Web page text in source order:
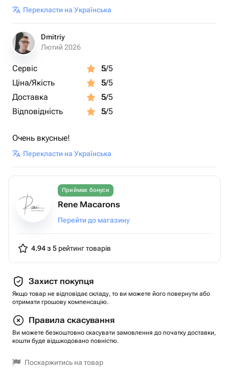
Перекласти на Українська
Dmitriy
Лютий 2026
Сервіс 5/5
Ціна/Якість
5/5
Доставка
5/5
Відповідність
5/5
Очень вкусные!
Перекласти на Українська
Приймає бонуси
Rene Macarons
Перейти до магазину
4.94 з 5 рейтинг товарів
Захист покупця
Якщо товар не відповідає складу, то ви можете його повернути або
отримати грошову компенсацію.
Правила скасування
Ви можете безкоштовно скасувати замовлення до початку доставки,
кошти буде відшкодовано повністю.
Поскаржитись на товар